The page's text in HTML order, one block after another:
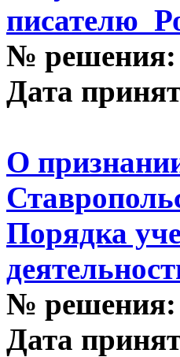
писателю
№ решения:
Дата
О
Порядка
№ решения:
Дата